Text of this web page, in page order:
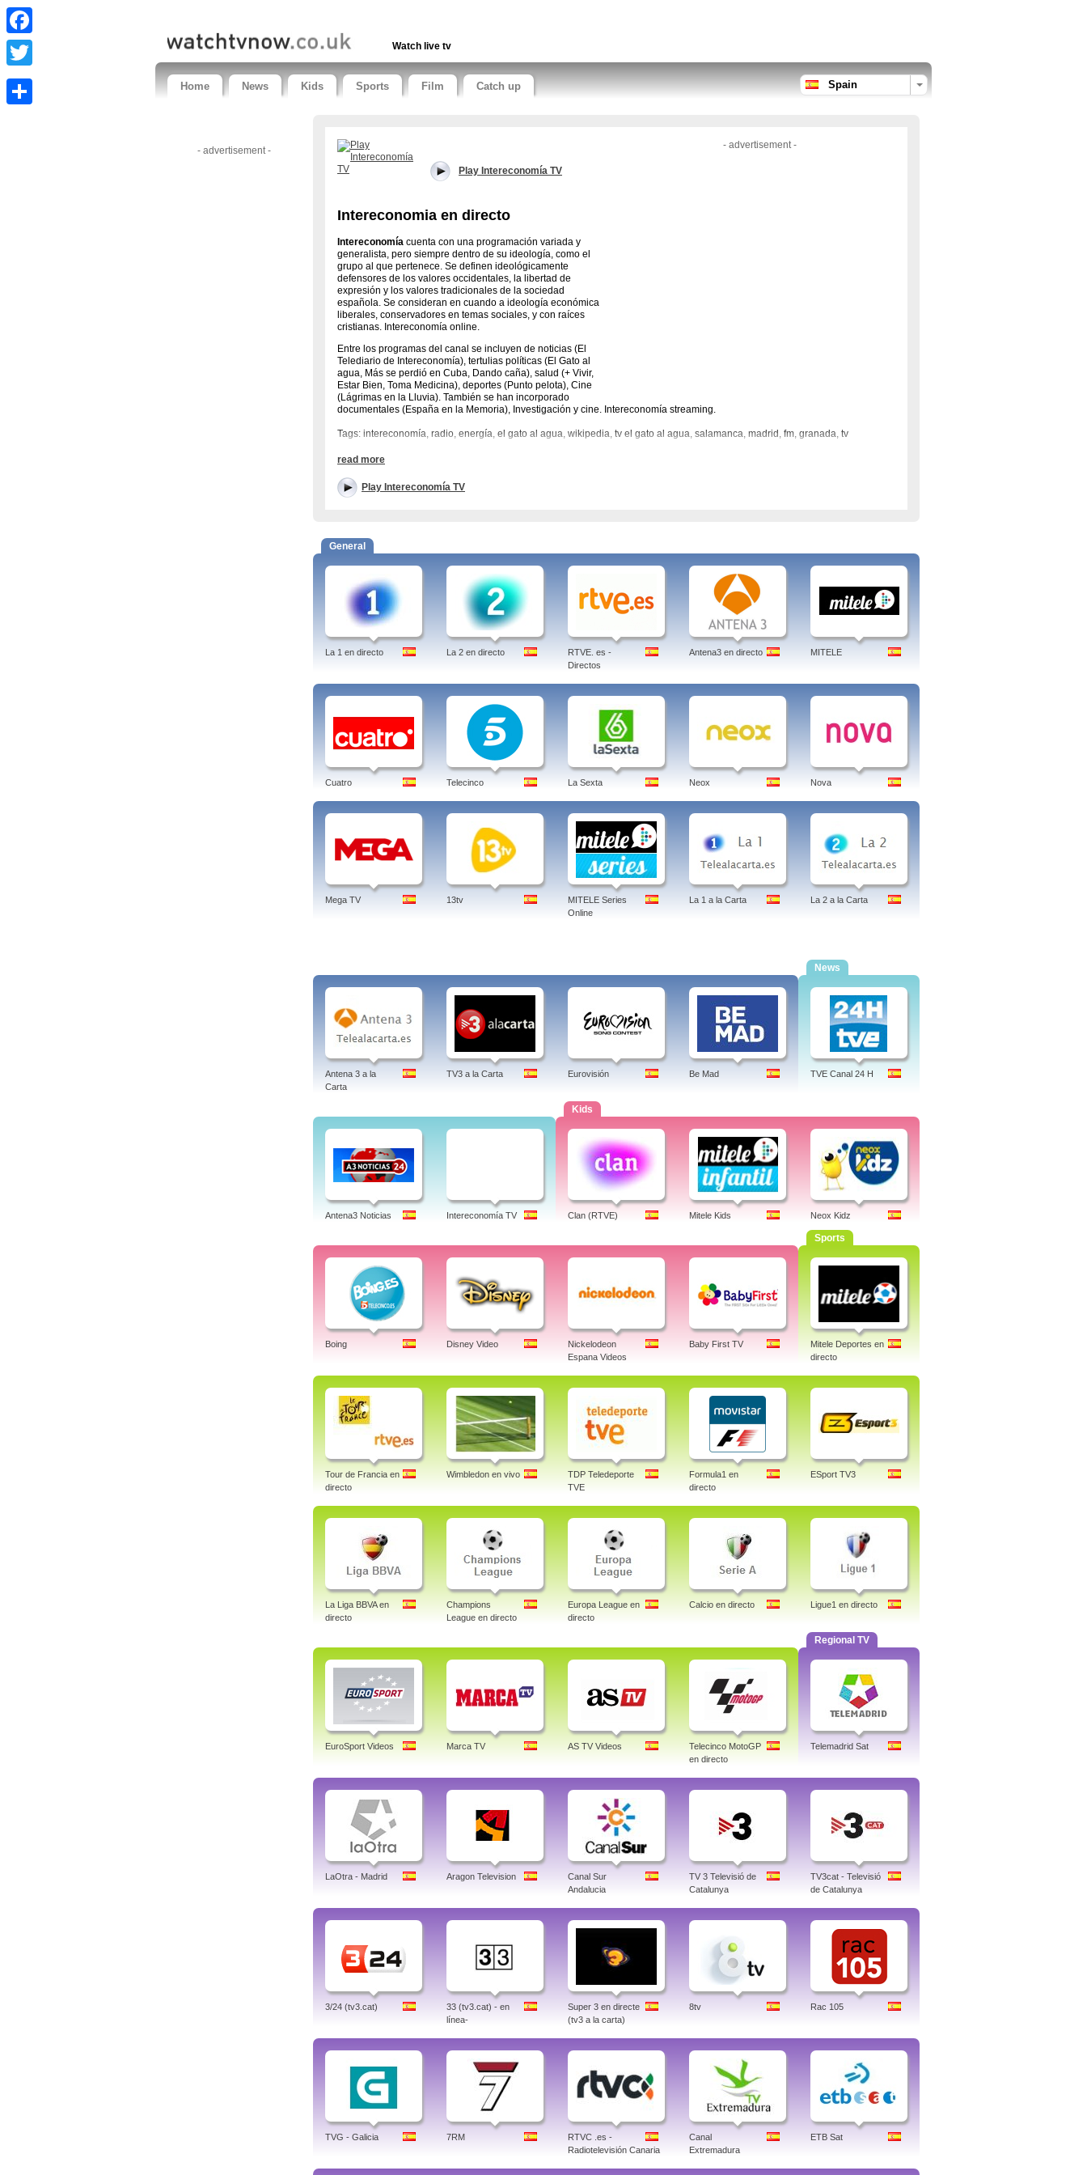
Facebook
Twitter
Watch live tv
Home News Kids Sports Film Catch up Spain
- advertisement - - advertisement -
Play Intereconomía TV
Intereconomia en directo
Intereconomía cuenta con una programación variada y
generalista, pero siempre dentro de su ideología, como el
grupo al que pertenece. Se definen ideológicamente
defensores de los valores occidentales, la libertad de
expresión y los valores tradicionales de la sociedad
española. Se consideran en cuando a ideología económica
liberales, conservadores en temas sociales, y con raíces
cristianas. Intereconomía online.
Entre los programas del canal se incluyen de noticias (El
Telediario de Intereconomía), tertulias políticas (El Gato al
agua, Más se perdió en Cuba, Dando caña), salud (+ Vivir,
Estar Bien, Toma Medicina), deportes (Punto pelota), Cine
(Lágrimas en la Lluvia). También se han incorporado
documentales (España en la Memoria), Investigación y cine. Intereconomía streaming.
Tags: intereconomía, radio, energía, el gato al agua, wikipedia, tv el gato al agua, salamanca, madrid, fm, granada, tv
read more
Play Intereconomía TV
General
La 1 en directo La 2 en directo
RTVE. es -
Directos
Antena3 en directo MITELE
Cuatro Telecinco La Sexta Neox Nova
Mega TV 13tv
MITELE Series
Online
La 1 a la Carta La 2 a la Carta
Antena 3 a la
Carta
TV3 a la Carta Eurovisión Be Mad
News
TVE Canal 24 H
Antena3 Noticias Intereconomía TV
Kids
Clan (RTVE) Mitele Kids Neox Kidz
Boing Disney Video
Nickelodeon
Espana Videos
Baby First TV
Sports
Mitele Deportes en
directo
Tour de Francia en
directo
Wimbledon en vivo
TDP Teledeporte
TVE
Formula1 en
directo
ESport TV3
La Liga BBVA en
directo
Champions
League en directo
Europa League en
directo
Calcio en directo Ligue1 en directo
EuroSport Videos Marca TV AS TV Videos
Telecinco MotoGP
en directo
Regional TV
Telemadrid Sat
LaOtra - Madrid Aragon Television
Canal Sur
Andalucia
TV 3 Televisió de
Catalunya
TV3cat - Televisió
de Catalunya
3/24 (tv3.cat)
33 (tv3.cat) - en
línea-
Super 3 en directe
(tv3 a la carta)
8tv Rac 105
TVG - Galicia 7RM
RTVC .es -
Radiotelevisión Canaria
Canal
Extremadura
ETB Sat